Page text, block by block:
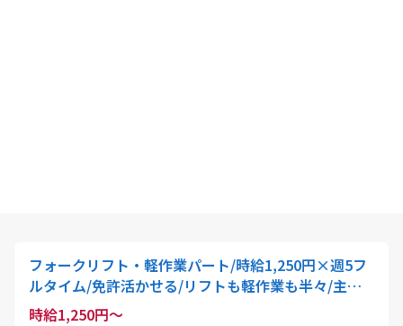
フォークリフト・軽作業パート/時給1,250円×週5フ
ルタイム/免許活かせる/リフトも軽作業も半々/主婦
さん多数活躍中
時給1,250円～